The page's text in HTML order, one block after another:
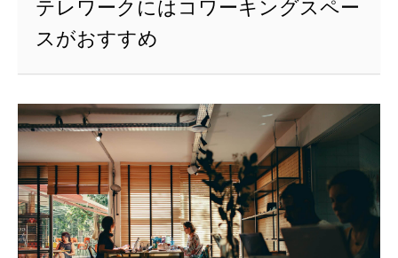
テレワークにはコワーキングスペー
スがおすすめ